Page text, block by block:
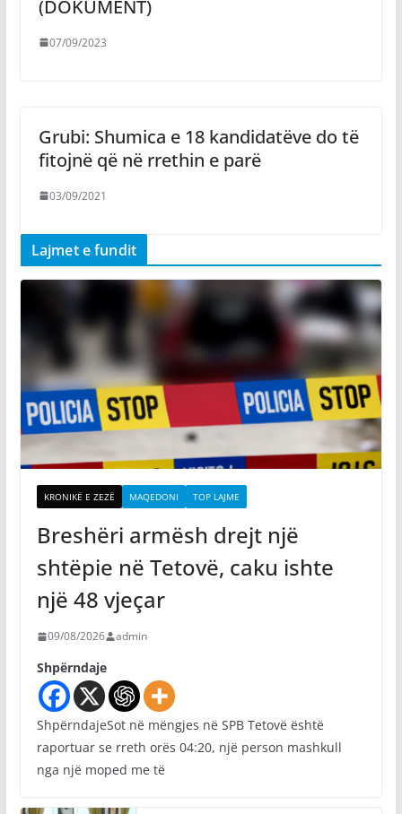
(DOKUMENT)
07/09/2023
Grubi: Shumica e 18 kandidatëve do të
fitojnë që në rrethin e parë
03/09/2021
Lajmet e fundit
KRONIKË E ZEZË MAQEDONI TOP LAJME
Breshëri armësh drejt një
shtëpie në Tetovë, caku ishte
një 48 vjeçar
09/08/2026 admin
Shpërndaje
ShpërndajeSot në mëngjes në SPB Tetovë është
raportuar se rreth orës 04:20, një person mashkull
nga një moped me të